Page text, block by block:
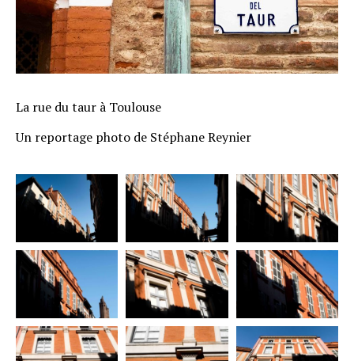
La rue du taur à Toulouse
Un reportage photo de Stéphane Reynier